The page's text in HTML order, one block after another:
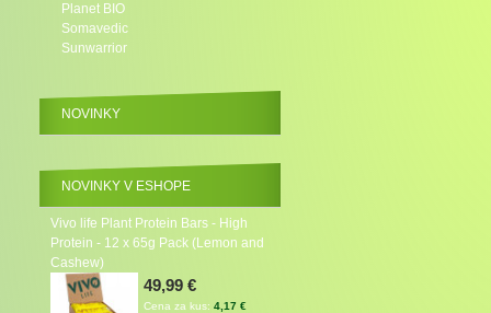
Planet BIO
Somavedic
Sunwarrior
NOVINKY
NOVINKY V ESHOPE
Vivo life Plant Protein Bars - High
Protein - 12 x 65g Pack (Lemon and
Cashew)
49,99 €
Cena za kus: 4,17 €